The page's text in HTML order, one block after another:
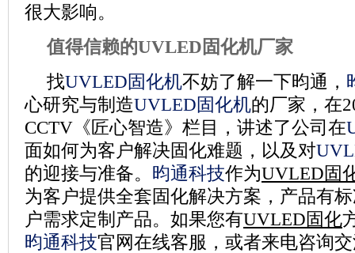
很大影响。
值得信赖的UVLED固化机厂家
找UVLED固化机不妨了解一下昀通，
心研究与制造UVLED固化机的厂家，在
CCTV《匠心智造》栏目，讲述了公司在
面如何为客户解决固化难题，以及对
的迎接与准备。 昀通科技作为UVLED固
为客户提供全套固化解决方案，产品有
户需求定制产品。如果您有UVLED固化
昀通科技官网在线客服，或者来电咨询